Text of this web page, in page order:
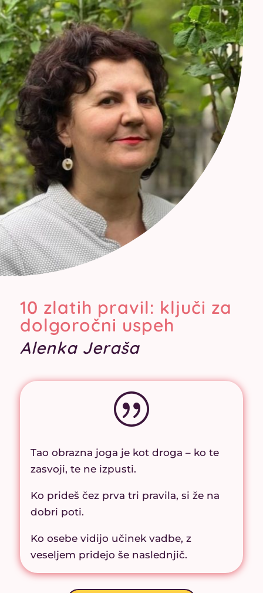
10 zlatih pravil: ključi za
dolgoročni uspeh
Alenka Jeraša
|
Tao obrazna joga je kot droga – ko te
zasvoji, te ne izpusti.
Ko prideš čez prva tri pravila, si že na
dobri poti.
Ko osebe vidijo učinek vadbe, z
veseljem pridejo še naslednjič.